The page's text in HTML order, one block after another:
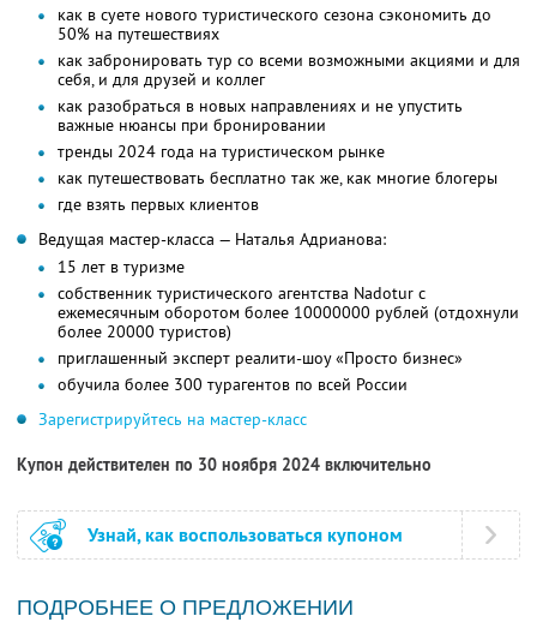
как в суете нового туристического сезона сэкономить до
50% на путешествиях
как забронировать тур со всеми возможными акциями и для
себя, и для друзей и коллег
как разобраться в новых направлениях и не упустить
важные нюансы при бронировании
тренды 2024 года на туристическом рынке
как путешествовать бесплатно так же, как многие блогеры
где взять первых клиентов
Ведущая мастер-класса — Наталья Адрианова:
15 лет в туризме
собственник туристического агентства Nadotur с
ежемесячным оборотом более 10000000 рублей (отдохнули
более 20000 туристов)
приглашенный эксперт реалити-шоу «Просто бизнес»
обучила более 300 турагентов по всей России
Зарегистрируйтесь на мастер-класс
Купон действителен по 30 ноября 2024 включительно
Узнай, как воспользоваться купоном
ПОДРОБНЕЕ О ПРЕДЛОЖЕНИИ